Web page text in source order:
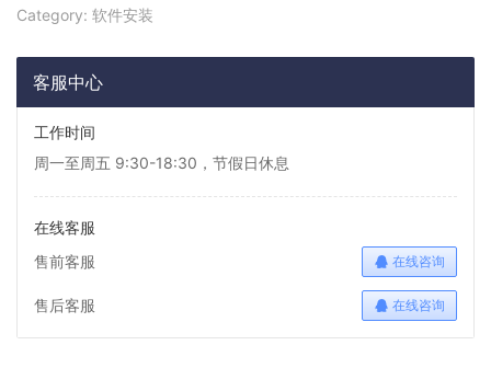
Category: 软件安装
客服中心
工作时间
周一至周五 9:30-18:30，节假日休息
在线客服
售前客服
在线咨询
售后客服 在线咨询